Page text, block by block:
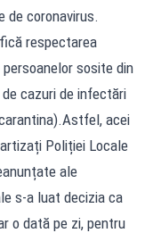
de coronavirus.
respectarea
sosite din
cazuri de infectări
acei
Poliției Locale
ale
s-a luat decizia ca
o dată pe zi, pentru